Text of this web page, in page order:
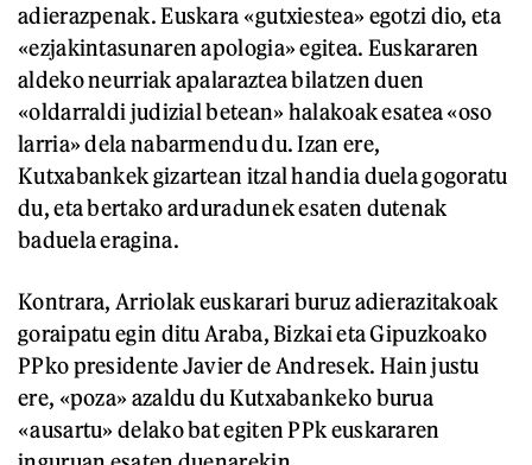
adierazpenak. Euskara «gutxiestea» egotzi dio, eta
«ezjakintasunaren apologia» egitea. Euskararen
aldeko neurriak apalaraztea bilatzen duen
«oldarraldi judizial betean» halakoak esatea «oso
larria» dela nabarmendu du. Izan ere,
Kutxabankek gizartean itzal handia duela gogoratu
du, eta bertako arduradunek esaten dutenak
baduela eragina.
Kontrara, Arriolak euskarari buruz adierazitakoak
goraipatu egin ditu Araba, Bizkai eta Gipuzkoako
PPko presidente Javier de Andresek. Hain justu
ere, «poza» azaldu du Kutxabankeko burua
«ausartu» delako bat egiten PPk euskararen